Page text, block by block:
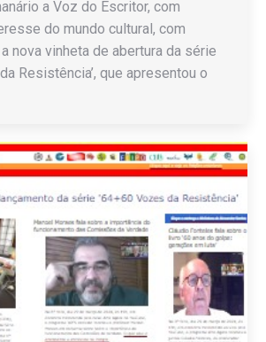
a Voz do Escritor, com
do mundo cultural, com
nova vinheta de abertura da série
Resistência’, que apresentou o